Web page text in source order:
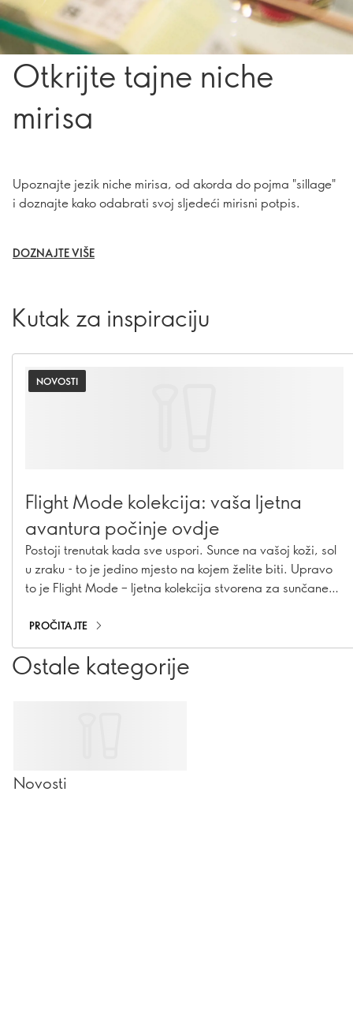
Otkrijte tajne niche
mirisa
Upoznajte jezik niche mirisa, od akorda do pojma "sillage"
i doznajte kako odabrati svoj sljedeći mirisni potpis.
DOZNAJTE VIŠE
Kutak za inspiraciju
NOVOSTI
Flight Mode kolekcija: vaša ljetna
avantura počinje ovdje
Postoji trenutak kada sve uspori. Sunce na vašoj koži, sol
u zraku - to je jedino mjesto na kojem želite biti. Upravo
to je Flight Mode – ljetna kolekcija stvorena za sunčane
i neodoljivi modni dodaci spajaju poput vašeg savršenog
outfita za putovanja. Nije vam čak potrebna ni
putovnica.
PROČITAJTE
Ostale kategorije
Novosti